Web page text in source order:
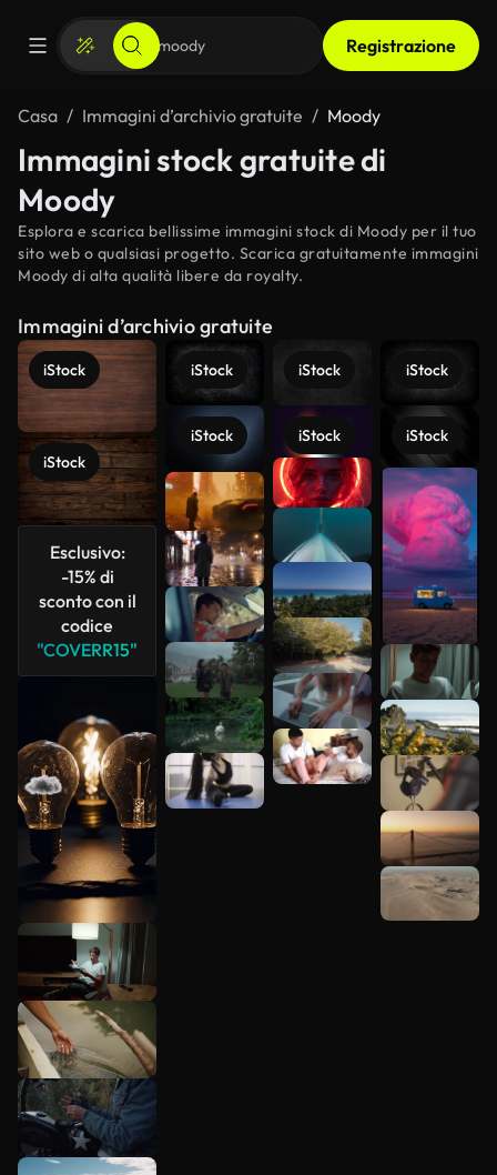
Registrazione
Casa Immagini d’archivio gratuite Moody
Immagini stock gratuite di
Moody
Esplora e scarica bellissime immagini stock di Moody per il tuo
sito web o qualsiasi progetto. Scarica gratuitamente immagini
Moody di alta qualità libere da royalty.
Immagini d’archivio gratuite
iStock
iStock
Esclusivo:
-15% di
sconto con il
codice
"COVERR15"
iStock
iStock
iStock
iStock
iStock
iStock
Scopri di
più